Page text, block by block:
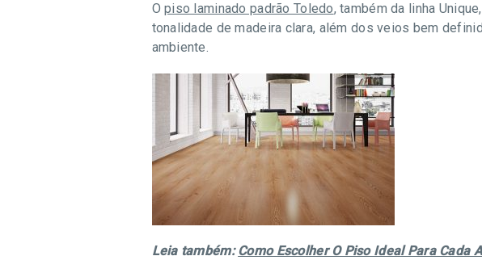
Opiso laminado padrão Toledo, também da linha
tonalidade de madeira clara, além dos veios bem
ambiente.
Leia também: Como Escolher O Piso Ideal Para Cada